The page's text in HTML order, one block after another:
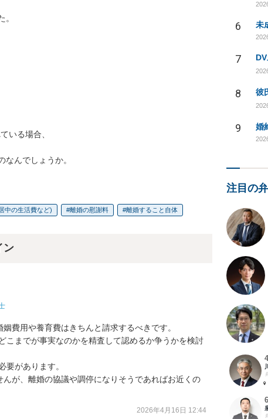
いる場合、
んでしょうか。
中の生活費など) 離婚の慰謝料 離婚すること自体
ン
費用や養育費はきちんと請求するべきです。
こまでが事実なのかを精査して認めるか争うかを検討
要があります。
が、離婚の協議や調停になりそうであればお近くの
2026年4月16日 12:44
6
7
8
9
注目の
4
6